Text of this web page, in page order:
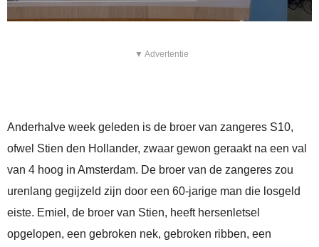
▼ Advertentie
Anderhalve week geleden is de broer van zangeres S10,
ofwel Stien den Hollander, zwaar gewon geraakt na een val
van 4 hoog in Amsterdam. De broer van de zangeres zou
urenlang gegijzeld zijn door een 60-jarige man die losgeld
eiste. Emiel, de broer van Stien, heeft hersenletsel
opgelopen, een gebroken nek, gebroken ribben, een